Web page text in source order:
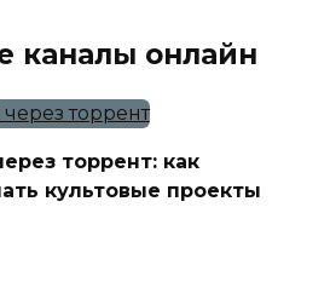
каналы онлайн
торрент: как
культовые проекты